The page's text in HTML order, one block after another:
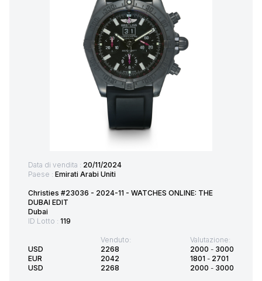
Data di vendita : 20/11/2024
Paese : Emirati Arabi Uniti
Christies #23036 - 2024-11 - WATCHES ONLINE: THE
DUBAI EDIT
Dubai
ID Lotto : 119
USD
EUR
USD
Venduto:
2268
2042
2268
Valutazione:
2000 - 3000
1801 - 2701
2000 - 3000